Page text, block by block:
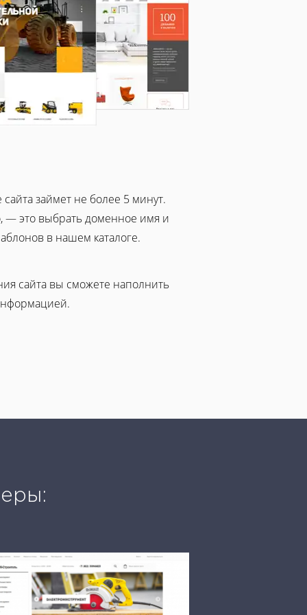
займет не более 5 минут.
— это выбрать доменное имя и
в нашем каталоге.
сайта вы сможете наполнить